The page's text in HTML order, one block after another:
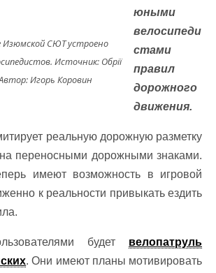
Изюмской СЮТ устроено
Источник: Обрії
Игорь Коровин
юными
велосипеди
стами
правил
дорожного
движения.
реальную дорожную разметку
переносными дорожными знаками.
имеют возможность в игровой
к реальности привыкать ездить
будет велопатруль
. Они имеют планы мотивировать